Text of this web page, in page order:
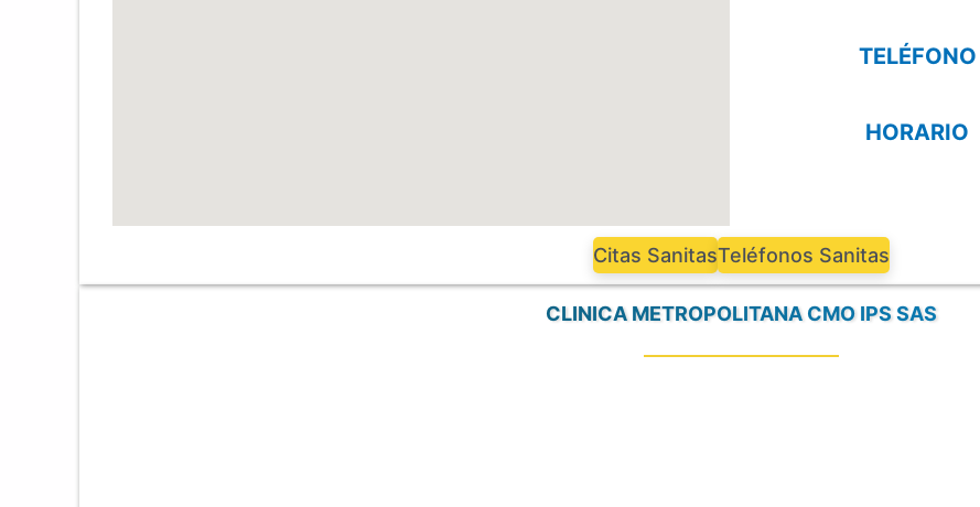
TELÉFONO
HORARIO
Citas SanitasTeléfonos Sanitas
CLINICA METROPOLITANA CMO IPS SAS